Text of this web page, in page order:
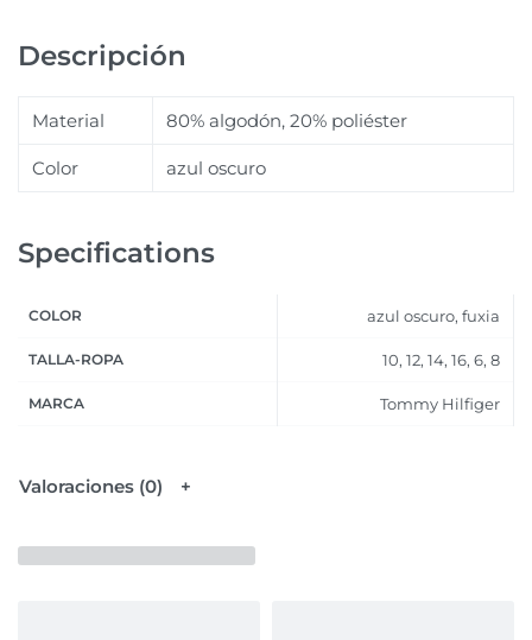
Descripción
Material 80% algodón, 20% poliéster
Color azul oscuro
Specifications
COLOR azul oscuro, fuxia
TALLA-ROPA 10, 12, 14, 16, 6, 8
MARCA Tommy Hilfiger
Valoraciones (0)